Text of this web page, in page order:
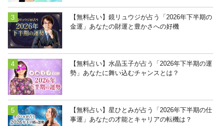
【無料占い】鏡リュウジが占う「2026年下半期の
金運」あなたの財運と豊かさへの好機
【無料占い】水晶玉子が占う「2026年下半期の運
勢」あなたに舞い込むチャンスとは？
【無料占い】星ひとみが占う「2026年下半期の仕
事運」あなたの才能とキャリアの転機は？